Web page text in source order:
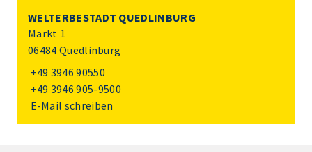
WELTERBESTADT QUEDLINBURG
Markt 1
06484 Quedlinburg
+49 3946 90550
+49 3946 905-9500
E-Mail schreiben